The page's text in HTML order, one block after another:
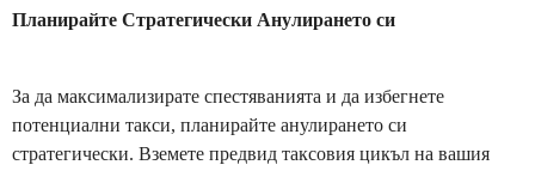
Планирайте Стратегически Анулирането си
За да максимализирате спестяванията и да избегнете
потенциални такси, планирайте анулирането си
стратегически. Вземете предвид таксовия цикъл на вашия